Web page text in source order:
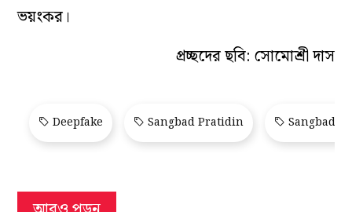
ভয়ংকর।
প্রচ্ছদের ছবি: সোমোশ্রী দাস
Deepfake Sangbad Pratidin Sangbad